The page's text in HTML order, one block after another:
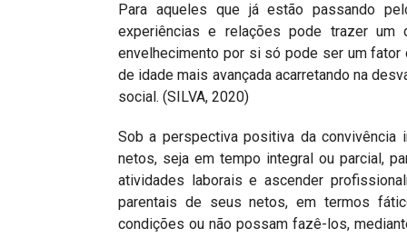
Para aqueles que já estão passando
experiências e relações pode trazer
envelhecimento por si só pode ser um
de idade mais avançada acarretando na
social. (SILVA, 2020)
Sob a perspectiva positiva da
netos, seja em tempo integral ou parcial,
atividades laborais e ascender
parentais de seus netos, em termos
condições ou não possam fazê-los,